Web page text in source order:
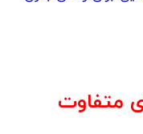
متفاوت